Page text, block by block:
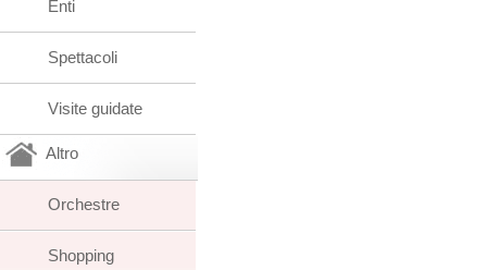
Enti
Spettacoli
Visite guidate
Altro
Orchestre
Shopping